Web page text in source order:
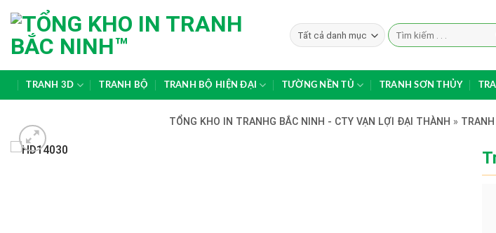
to
content
Search
for:
TRANH 3D TRANH BỘ TRANH BỘ HIỆN ĐẠI TƯỜNG NỀN TỦ TRANH SƠN THỦY
TỔNG KHO IN TRANHG BẮC NINH - CTY VẠN LỢI ĐẠI THÀNH »